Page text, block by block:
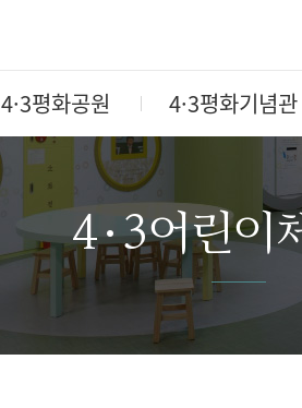
4·3평화공원 4·3평화기념관
4·3어린이